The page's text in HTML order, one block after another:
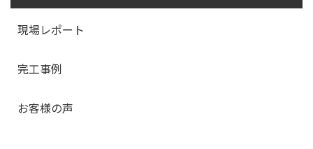
現場レポート
完工事例
お客様の声